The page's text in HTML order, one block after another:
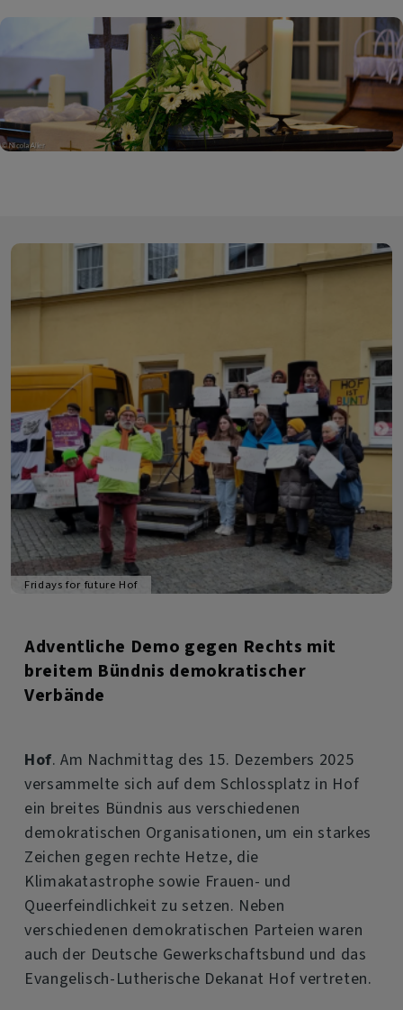
Fridays for future Hof
Adventliche Demo gegen Rechts mit
breitem Bündnis demokratischer
Verbände
Hof. Am Nachmittag des 15. Dezembers 2025
versammelte sich auf dem Schlossplatz in Hof
ein breites Bündnis aus verschiedenen
demokratischen Organisationen, um ein starkes
Zeichen gegen rechte Hetze, die
Klimakatastrophe sowie Frauen- und
Queerfeindlichkeit zu setzen. Neben
verschiedenen demokratischen Parteien waren
auch der Deutsche Gewerkschaftsbund und das
Evangelisch-Lutherische Dekanat Hof vertreten.